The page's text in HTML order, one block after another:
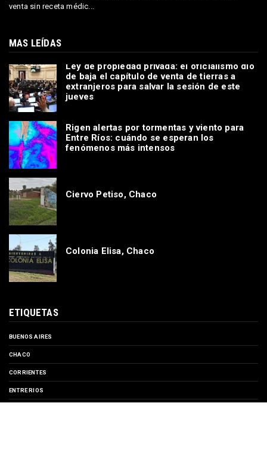
venta sin receta médic...
MAS LEÍDAS
Ley de propiedad privada: el oficialismo dio
de baja el capítulo de venta de tierras a
extranjeros para salvar la sesión de este
jueves
Rigen alertas por tormentas y viento para
Entre Ríos: cuándo se esperan los
fenómenos más intensos
Ciervo Petiso, Chaco
Colonia Elisa, Chaco
ETIQUETAS
BUENOS AIRES
CHACO
CORRIENTES
ENTRE RIOS